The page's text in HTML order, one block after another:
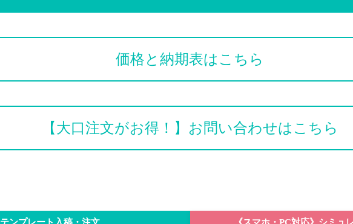
価格と納期表はこちら
【大口注文がお得！】お問い合わせはこちら